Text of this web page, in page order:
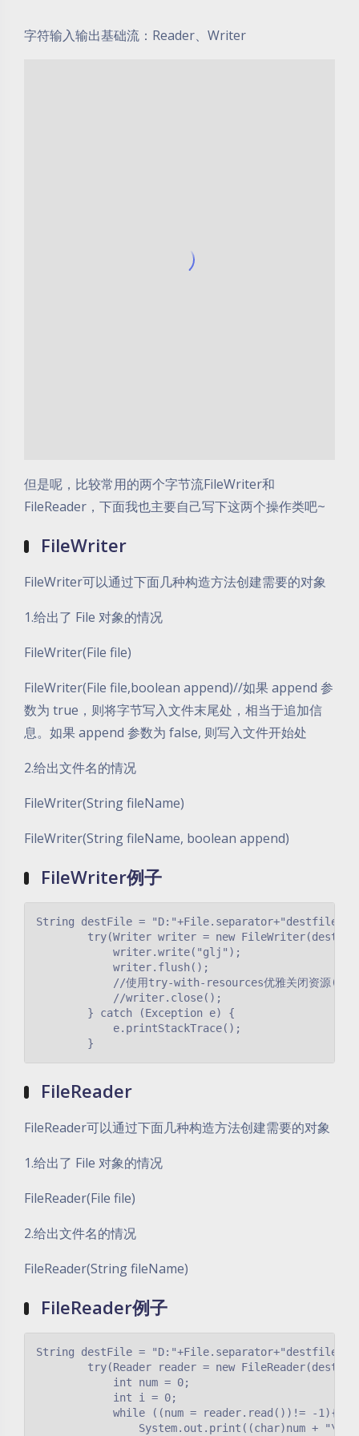
字符输入输出基础流：Reader、Writer
但是呢，比较常用的两个字节流FileWriter和
FileReader，下面我也主要自己写下这两个操作类吧~
FileWriter
FileWriter可以通过下面几种构造方法创建需要的对象
1.给出了 File 对象的情况
FileWriter(File file)
FileWriter(File file,boolean append)//如果 append 参
数为 true，则将字节写入文件末尾处，相当于追加信
息。如果 append 参数为 false, 则写入文件开始处
2.给出文件名的情况
FileWriter(String fileName)
FileWriter(String fileName, boolean append)
FileWriter例子
String destFile =
try(Writer writer = new
            writer.write("glj");
            writer.flush();
//使用try-with-resources优雅关闭资源
            //writer.close();
        } catch (Exception e) {
            e.printStackTrace();
        }
FileReader
FileReader可以通过下面几种构造方法创建需要的对象
1.给出了 File 对象的情况
FileReader(File file)
2.给出文件名的情况
FileReader(String fileName)
FileReader例子
String destFile =
try(Reader reader = new
            int num = 0;
            int i = 0;
            while ((num = reader.read())!= -1){
System.out.print((char)num +